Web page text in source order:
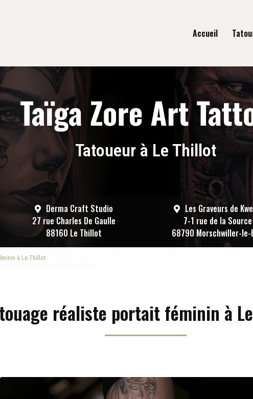
Accueil
Tatoueur à Le Thillot
Derma Craft Studio
27 rue Charles De Gaulle
88160 Le Thillot
Les Graveurs de
7-1 rue de la Source
68790 Morschwiller-le-
à Le Thillot.
réaliste portait féminin à